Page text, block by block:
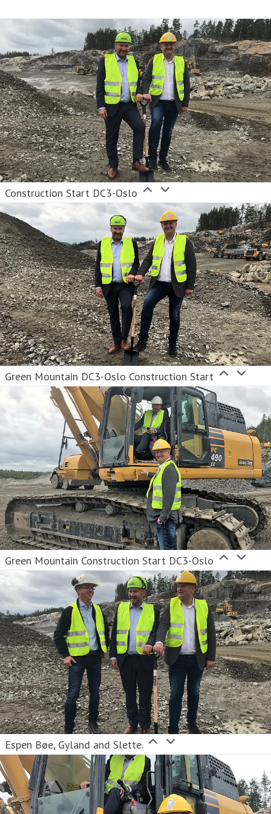
Construction Start DC3-Oslo
Green Mountain DC3-Oslo Construction Start
Green Mountain Construction Start DC3-Oslo
Espen Bøe, Gyland and Slette.